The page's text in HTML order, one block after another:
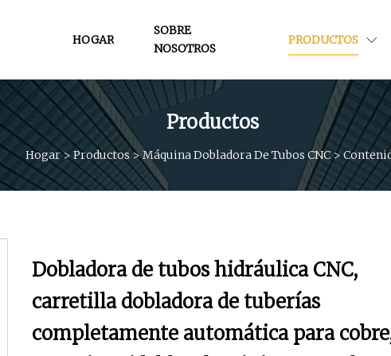
HOGAR
SOBRE
NOSOTROS
PRODUCTOS
Productos
Hogar> Productos >Máquina Dobladora De Tubos CNC>
Dobladora de tubos hidráulica CNC,
carretilla dobladora de tuberías
completamente automática para